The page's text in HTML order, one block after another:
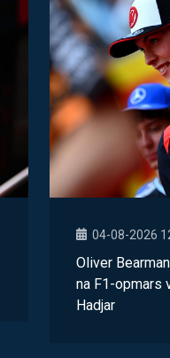
04-08-2026
Oliver
na F1-opmars
Hadjar